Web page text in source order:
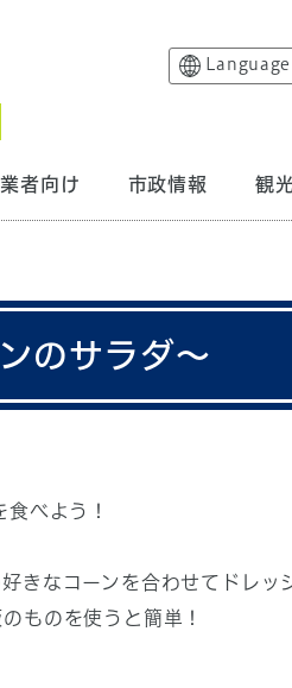
Language
者向け 市政情報 観
のサラダ～
べよう！
きなコーンを合わせてドレッ
ものを使うと簡単！